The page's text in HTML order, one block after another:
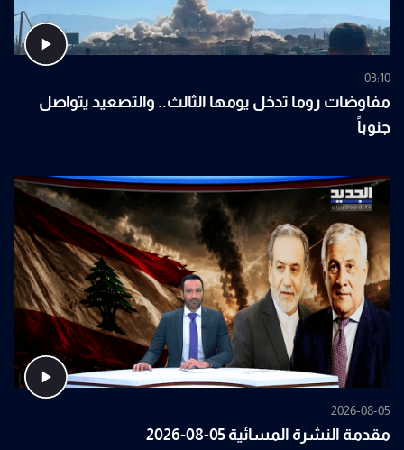
03:10
مفاوضات روما تدخل يومها الثالث.. والتصعيد يتواصل
جنوباً
2026-08-05
مقدمة النشرة المسائية 05-08-2026